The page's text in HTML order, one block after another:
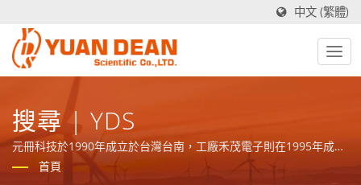
中文 (繁體)
搜尋 | YDS
元冊科技於1990年成立於台灣台南，工廠禾茂電子則在1995年成立
於中國廈門，我們是業界領先的電源與磁性元件製造商並且擁有ISO
首頁